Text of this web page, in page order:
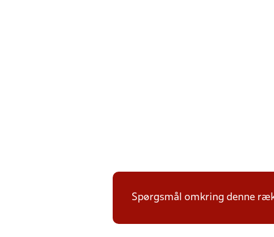
Spørgsmål omkring denne